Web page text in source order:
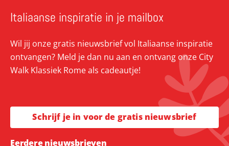
Italiaanse inspiratie in je mailbox
Wil jij onze gratis nieuwsbrief vol Italiaanse inspiratie
ontvangen? Meld je dan nu aan en ontvang onze City
Walk Klassiek Rome als cadeautje!
Schrijf je in voor de gratis nieuwsbrief
Eerdere nieuwsbrieven